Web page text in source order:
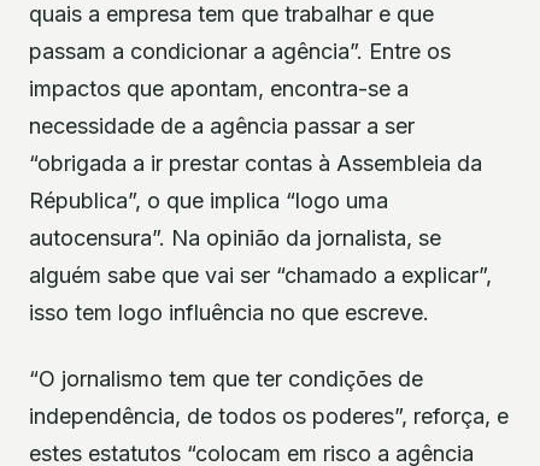
quais a empresa tem que trabalhar e que
passam a condicionar a agência”. Entre os
impactos que apontam, encontra-se a
necessidade de a agência passar a ser
“obrigada a ir prestar contas à Assembleia da
Républica”, o que implica “logo uma
autocensura”. Na opinião da jornalista, se
alguém sabe que vai ser “chamado a explicar”,
isso tem logo influência no que escreve.
“O jornalismo tem que ter condições de
independência, de todos os poderes”, reforça, e
estes estatutos “colocam em risco a agência